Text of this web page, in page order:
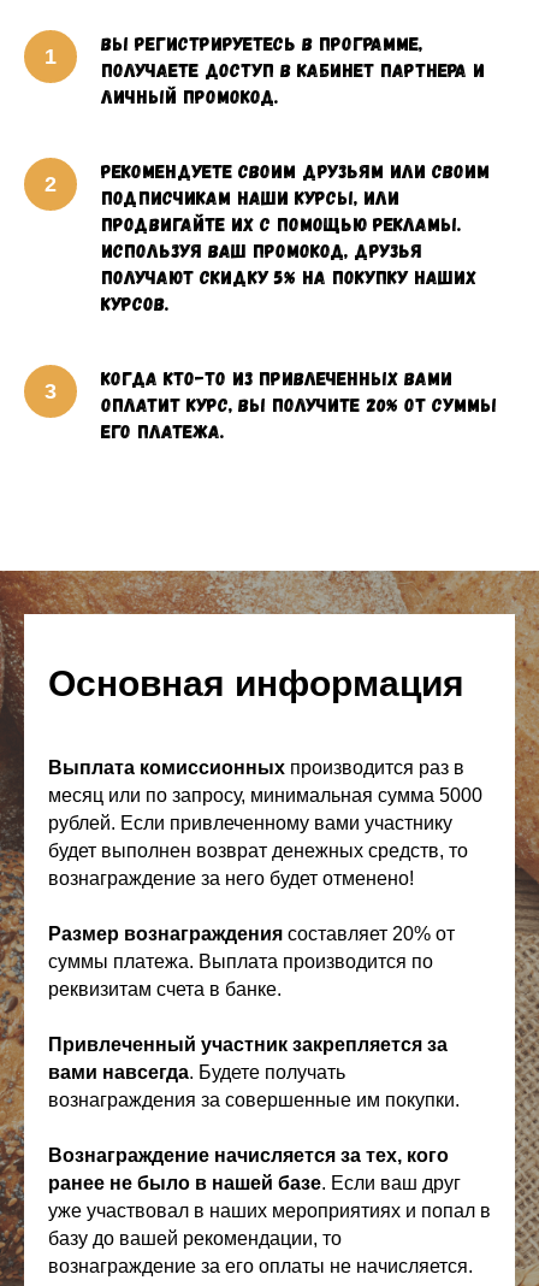
Вы регистрируетесь в программе,
получаете доступ в кабинет партнера и
личный промокод.
Рекомендуете своим друзьям или своим
подписчикам наши курсы, или
продвигайте их с помощью рекламы.
Используя ваш промокод, друзья
получают скидку 5% на покупку наших
курсов.
Когда кто-то из привлеченных вами
оплатит курс, вы получите 20% от суммы
его платежа.
Основная информация
Выплата комиссионных производится раз в
месяц или по запросу, минимальная сумма 5000
рублей. Если привлеченному вами участнику
будет выполнен возврат денежных средств, то
вознаграждение за него будет отменено!
Размер вознаграждения составляет 20% от
суммы платежа. Выплата производится по
реквизитам счета в банке.
Привлеченный участник закрепляется за
вами навсегда. Будете получать
вознаграждения за совершенные им покупки.
Вознаграждение начисляется за тех, кого
ранее не было в нашей базе. Если ваш друг
уже участвовал в наших мероприятиях и попал в
базу до вашей рекомендации, то
вознаграждение за его оплаты не начисляется.